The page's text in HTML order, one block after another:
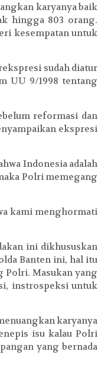
karyanya baik
hingga 803 orang.
kesempatan untuk
sudah diatur
UU 9/1998 tentang
reformasi dan
ekspresi
Indonesia adalah
Polri memegang
kami menghormati
ini dikhususkan
Banten ini, hal itu
Polri. Masukan yang
instrospeksi untuk
karyanya
isu kalau Polri
yang bernada